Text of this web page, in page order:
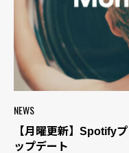
NEWS
【月曜更新】Spotify
ップデート